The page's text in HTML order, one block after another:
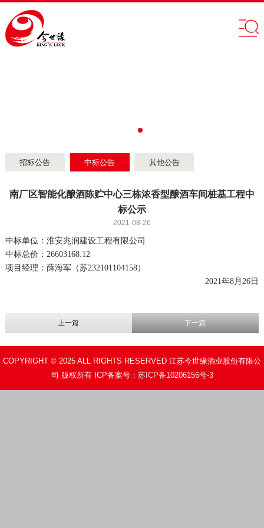
招标公告 中标公告 其他公告
南厂区智能化酿酒陈贮中心三栋浓香型酿酒车间桩基工程中
标公示
2021-08-26
中标单位：淮安兆润建设工程有限公司
中标总价： 26603168.12
项目经理：薛海军（苏232101104158）
2021年8 月 26 日
上一篇 下一篇
COPYRIGHT © 2025 ALL RIGHTS RESERVED 江苏今世缘酒业股份有限公
司 版权所有 ICP备案号： 苏ICP备10206156号-3